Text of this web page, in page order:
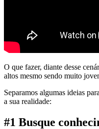
O que fazer, diante desse
altos mesmo sendo muito
Separamos algumas ideias
a sua realidade:
#1 Busque